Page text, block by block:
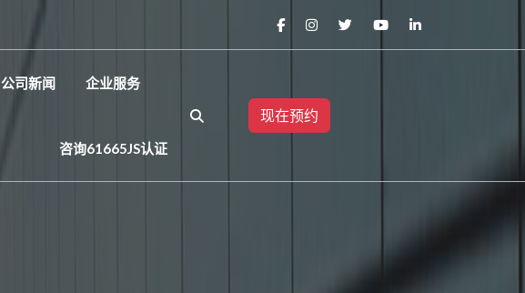
公司新闻 企业服务
咨询61665JS认证
现在预约